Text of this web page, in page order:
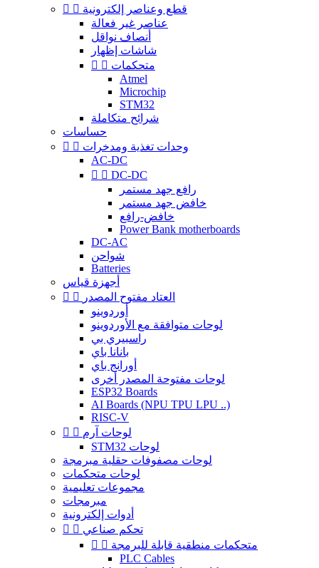
  قطع وعناصر إلكترونية
عناصر غير فعالة
أنصاف نواقل
شاشات إظهار
  متحكمات
Atmel
Microchip
STM32
شرائح متكاملة
حساسات
  وحدات تغذية ومدخرات
AC-DC
  DC-DC
رافع جهد مستمر
خافض جهد مستمر
خافض-رافع
Power Bank motherboards
DC-AC
شواحن
Batteries
أجهزة قياس
 
العتاد مفتوح المصدر
أوردوينو
لوحات متوافقة مع الأوردوينو
راسبيري بي
بانانا باي
أورانج باي
لوحات مفتوحة المصدر أخرى
ESP32 Boards
AI Boards (NPU TPU LPU ..)
RISC-V
  لوحات آرم
STM32 لوحات
لوحات مصفوفات حقلية مبرمجة
لوحات متحكمات
مجموعات تعليمية
مبرمجات
أدوات إلكترونية
  تحكم صناعي
  متحكمات منطقية قابلة للبرمجة
PLC Cables